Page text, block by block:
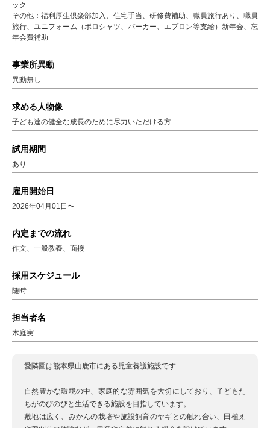
ック
その他：福利厚生倶楽部加入、住宅手当、研修費補助、職員旅行あり、職員
旅行、ユニフォーム（ポロシャツ、パーカー、エプロン等支給）新年会、忘
年会費補助
事業所異動
異動無し
求める人物像
子ども達の健全な成長のために尽力いただける方
試用期間
あり
雇用開始日
2026年04月01日〜
内定までの流れ
作文、一般教養、面接
採用スケジュール
随時
担当者名
木庭実
愛隣園は熊本県山鹿市にある児童養護施設です
自然豊かな環境の中、家庭的な雰囲気を大切にしており、子どもた
ちがのびのびと生活できる施設を目指しています。
敷地は広く、みかんの栽培や施設飼育のヤギとの触れ合い、田植え